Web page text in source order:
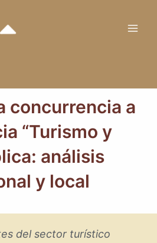
concurrencia a
“Turismo y
análisis
y local
del sector turístico